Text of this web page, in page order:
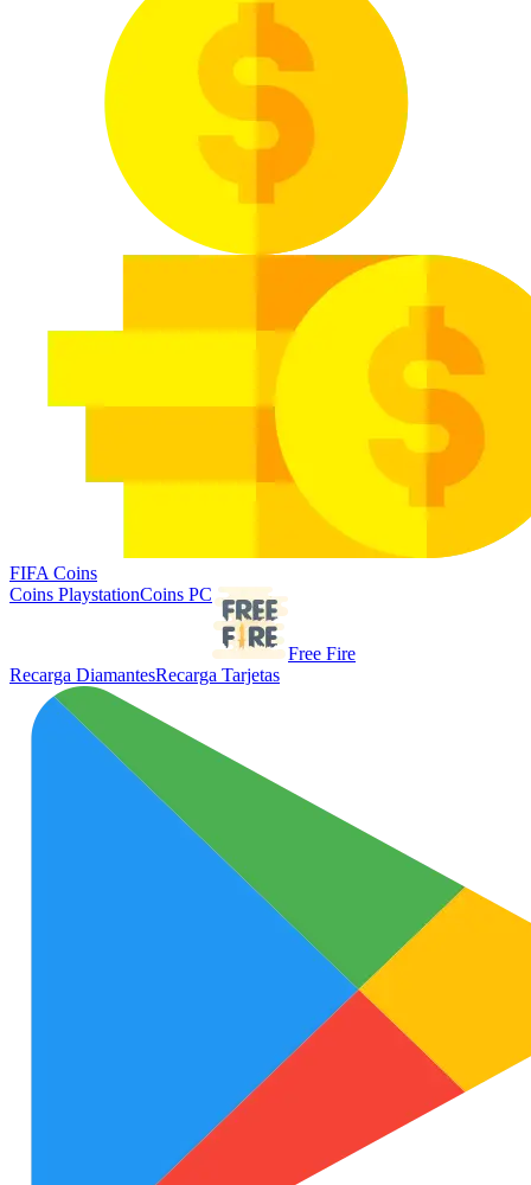
FIFA Coins
Coins PlaystationCoins PC
Free Fire
Recarga DiamantesRecarga Tarjetas